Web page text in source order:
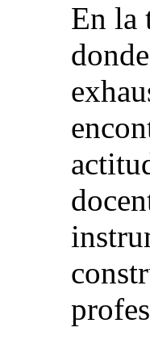
En la